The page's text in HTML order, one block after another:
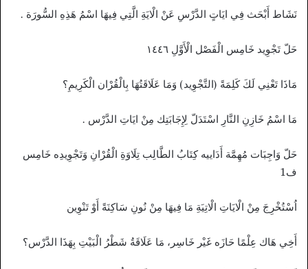
نَشَاط أَبْحَث فِي ايَاتٍ الدَّرْسِ عَنْ الْايَةِ الَّتِي فِيهَا اسْمُ هَذِهِ السُّورَة .
حَلّ تَجْوِيد خَامِس الْفَصْل الْأَوَّلِ ١٤٤٦
مَاذَا تَعْنِي لَكَ كَلِمَةً (التَّجْوِيد) وَمَا عَلَاقَتُهَا بِالْقُرْان الْكَرِيمِ؟
مَا اسْمُ خَازِنِ النَّارِ اسْتَدَلّ لِإِجَابَتِك مِنْ ايَاتِ الدَّرْس .
حَلّ وَاجِبَات مُهِمَّة أَدَاييه كِتَابُ الطَّالِب تِلَاوَةِ الْقُرْانِ وَتَجْوِيدِه خَامِس
ف1
اُسْتُخْرِجَ مِنْ الْايَاتِ الْاتِيَةِ مَا فِيهَا مِنْ نُونِ سَاكِنَةً أَوْ تَنْوِين
أَخِي هَاك عِلْمًا حَازَه غَيْر خَاسِر، مَا عَلَاقَةُ شَطْرُ الْبَيْتِ بِهَذَا الدَّرْس؟